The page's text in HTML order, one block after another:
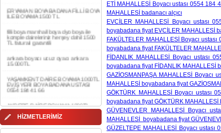
filli boya marshall boya dyo boya ile
komple daireleriniz herşey dahil 1500
ankara boyacı ucuz oyacı ankara
15.000TL
YAŞAMKENT DAİRE BOYAMA 1000TL
EV,İŞYERİ BOYA BADANA USTASI
AKDERE DAİRE BOYAMA 1000TL
EV,İŞYERİ BOYA BADANA USTASI
EV,İŞYERİ BOYA BADANA USTASI
HİZMETLERİMİZ
ETİ MAHALLESİ Boyacı ustası 0554
MAHALLESİ badanacı alçıcı
EVCİLER MAHALLESİ Boyacı ustası
boyabadana fiyat EVCİLER MAHALLESİ
FAKÜLTELER MAHALLESİ Boyacı
boyabadana fiyat FAKÜLTELER
FİDANLIK MAHALLESİ Boyacı ustası
boyabadana fiyat FİDANLIK MAHALLESİ
GAZİOSMANPAŞA MAHALLESİ Boyacı
MAHALLESİ boyabadana fiyat
GÖKTÜRK MAHALLESİ Boyacı ustası
boyabadana fiyat GÖKTÜRK MAHALLESİ
GÜVENEVLER MAHALLESİ Boyacı
MAHALLESİ boyabadana fiyat
GÜZELTEPE MAHALLESİ Boyacı